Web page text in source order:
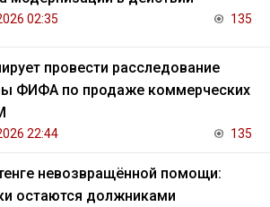
02:35 135
провести расследование
ФИФА по продаже коммерческих
22:44 135
невозвращённой помощи:
остаются должниками